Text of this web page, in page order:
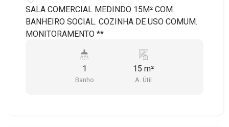
SALA COMERCIAL MEDINDO 15M² COM
BANHEIRO SOCIAL. COZINHA DE USO COMUM.
MONITORAMENTO **
1
Banho
15 m²
A. Útil